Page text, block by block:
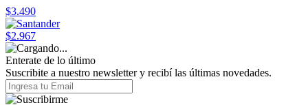
$3.490
$2.967
Enterate de lo último
Suscribite a nuestro newsletter y recibí las últimas novedades.